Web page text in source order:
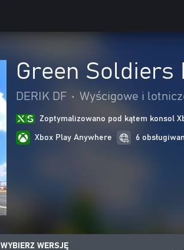
Green Soldiers
DERIK DF • Wyścigowe i
Zoptymalizowano pod kątem konsol
Xbox Play Anywhere 6
WYBIERZ WERSJĘ